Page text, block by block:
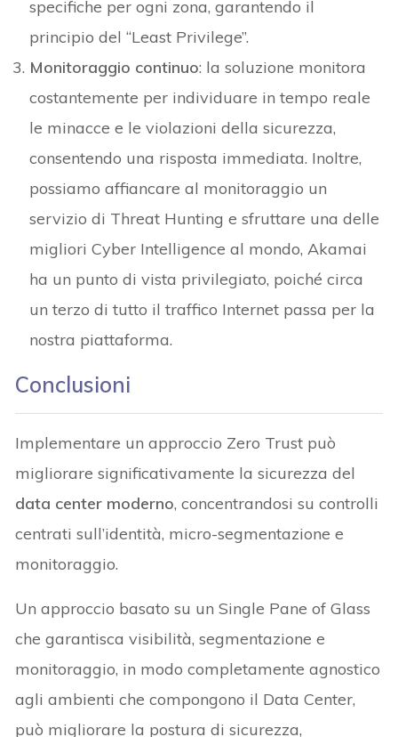
specifiche per ogni zona, garantendo il
principio del “Least Privilege”.
Monitoraggio continuo: la soluzione monitora
costantemente per individuare in tempo reale
le minacce e le violazioni della sicurezza,
consentendo una risposta immediata. Inoltre,
possiamo affiancare al monitoraggio un
servizio di Threat Hunting e sfruttare una delle
migliori Cyber Intelligence al mondo, Akamai
ha un punto di vista privilegiato, poiché circa
un terzo di tutto il traffico Internet passa per la
nostra piattaforma.
Conclusioni
Implementare un approccio Zero Trust può
migliorare significativamente la sicurezza del
data center moderno, concentrandosi su controlli
centrati sull’identità, micro-segmentazione e
monitoraggio.
Un approccio basato su un Single Pane of Glass
che garantisca visibilità, segmentazione e
monitoraggio, in modo completamente agnostico
agli ambienti che compongono il Data Center,
può migliorare la postura di sicurezza,